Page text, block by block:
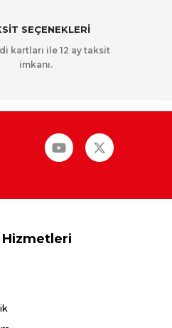
SEÇENEKLERİ
kartları ile 12 ay taksit
imkanı.
Hizmetleri